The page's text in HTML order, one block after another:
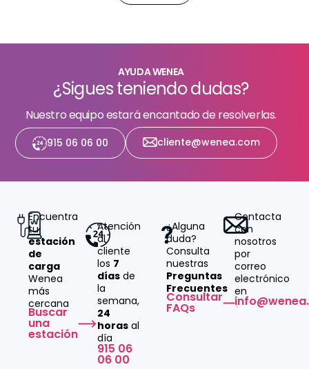
AYUDA WENEA
¿Sigues teniendo dudas?
Nuestro equipo estará encantado de resolverlas.
915 06 06 00 cliente@wenea.com
Encuentra
tu
estación
de
carga
Wenea
más
cercana
Buscar
una
estación
Atención
al
cliente
los 7
díasde
la
semana,
24
horasal
día
915 06
06 00
¿Alguna
duda?
Consulta
nuestras
Preguntas
Frecuentes
Consultar
FAQs
Contacta
con
nosotros
por
correo
electrónico
en